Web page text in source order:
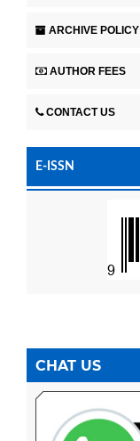
ARCHIVE POLICY
AUTHOR FEES
CONTACT US
E-ISSN
CHAT US